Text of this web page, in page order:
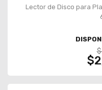
Lector de Disco para